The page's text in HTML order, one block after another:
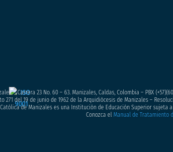
– Carrera 23 No. 60 – 63. Manizales, Caldas, Colombia – PBX (+57)
271 del 19 de junio de 1962 de la Arquidiócesis de Manizales –
de Manizales es una Institución de Educación Superior
Conozca el Manual de Tratamiento